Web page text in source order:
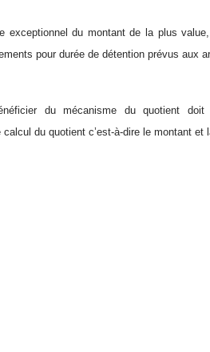
exceptionnel du montant de la plus
pour durée de détention prévus aux
du mécanisme du quotient
calcul du quotient c’est-à-dire le montant